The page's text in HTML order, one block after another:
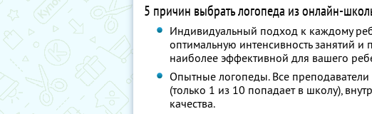
5 причин выбрать логопеда из онлайн-
Индивидуальный подход к каждому
оптимальную интенсивность занятий и
наиболее эффективной для вашего
Опытные логопеды. Все
(только 1 из 10 попадает в школу),
качества.